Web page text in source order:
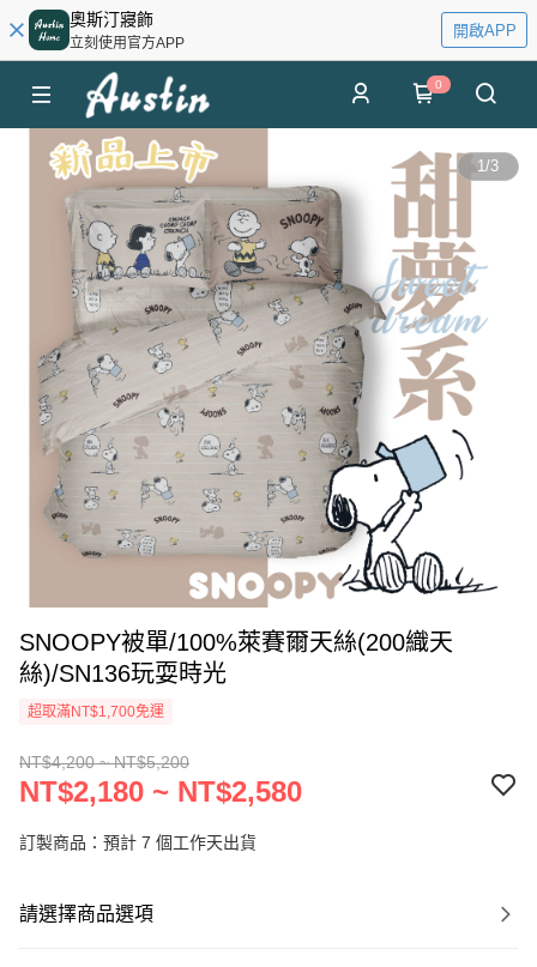
奧斯汀寢飾
立刻使用官方APP
開啟APP
0
1/3
SNOOPY被單/100%萊賽爾天絲(200織天
絲)/SN136玩耍時光
超取滿NT$1,700免運
NT$4,200 ~ NT$5,200
NT$2,180 ~ NT$2,580
訂製商品：預計 7 個工作天出貨
請選擇商品選項